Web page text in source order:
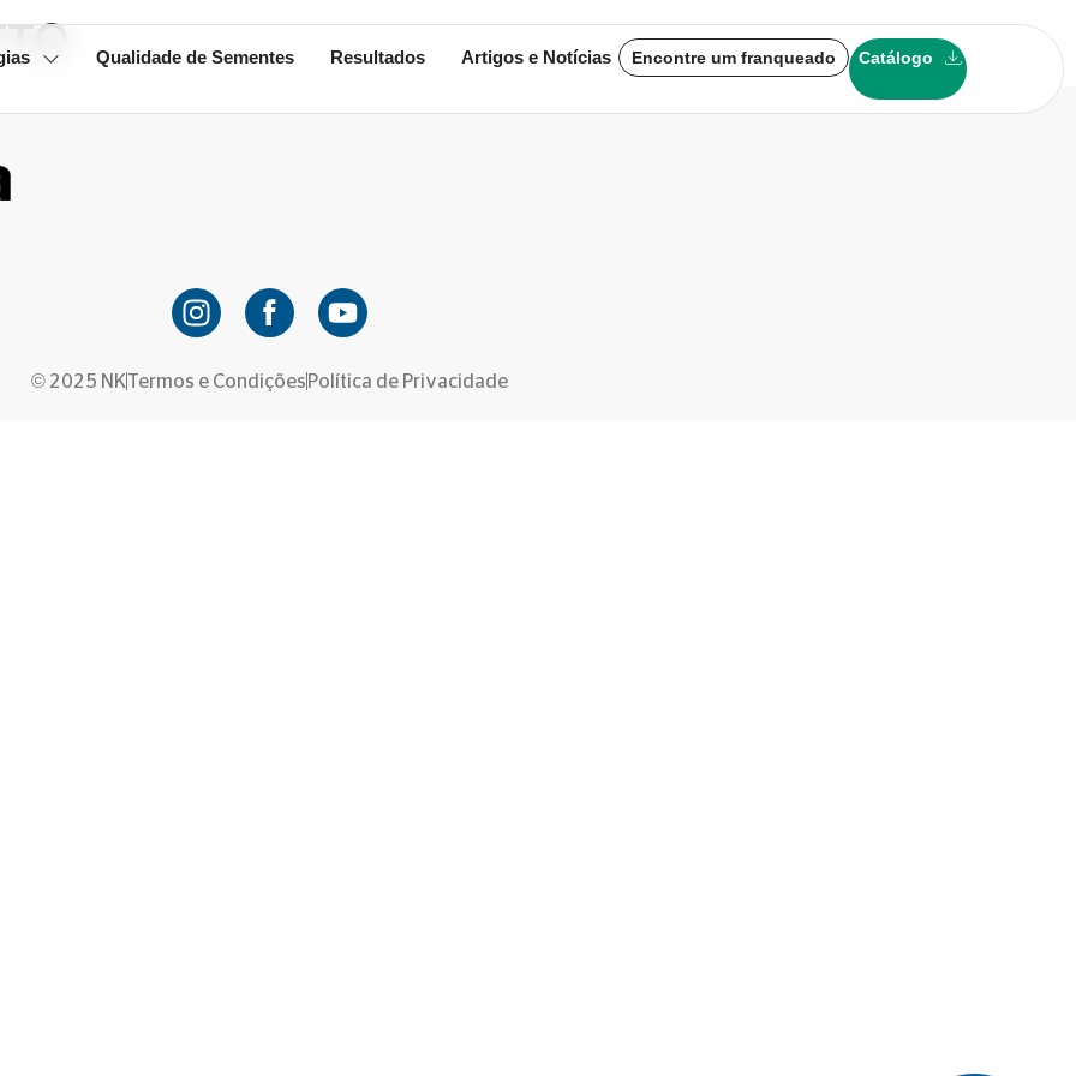
Qualidade de Sementes Resultados Artigos e Notícias Encontre um franqueado Catálogo
© 2025 NKTermos e Condições Política de Privacidade